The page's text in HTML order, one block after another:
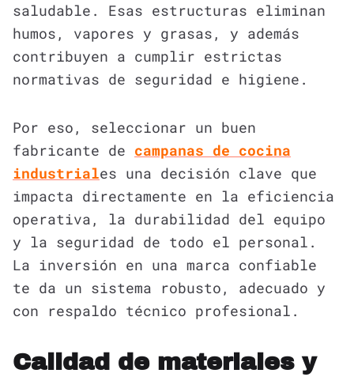
saludable. Esas estructuras eliminan
humos, vapores y grasas, y además
contribuyen a cumplir estrictas
normativas de seguridad e higiene.
Por eso, seleccionar un buen
fabricante de campanas de cocina
industriales una decisión clave que
impacta directamente en la eficiencia
operativa, la durabilidad del equipo
y la seguridad de todo el personal.
La inversión en una marca confiable
te da un sistema robusto, adecuado y
con respaldo técnico profesional.
Calidad de materiales y